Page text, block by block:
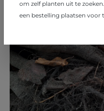
om zelf planten uit te
een bestelling plaatsen voor